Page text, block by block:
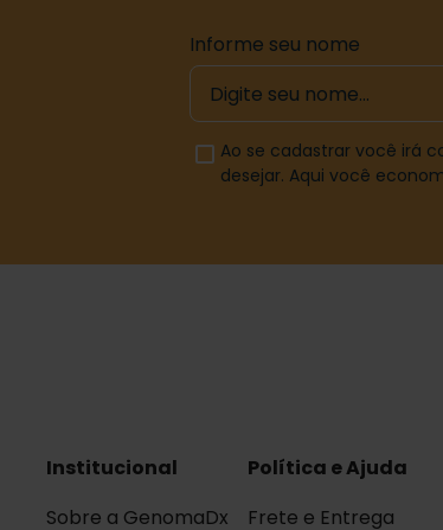
Informe seu nome
Ao se cadastrar você irá
desejar. Aqui você
Institucional
Sobre a GenomaDx
Política e Ajuda
Frete e Entrega